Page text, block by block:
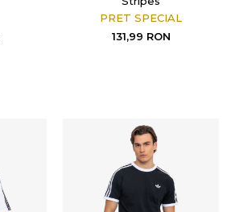
PRET SPECIAL
131,99 RON